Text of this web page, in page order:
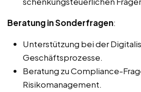
Beratung in Sonderfragen:
Unterstützung bei der
Geschäftsprozesse.
Beratung zu Compliance-
Risikomanagement.